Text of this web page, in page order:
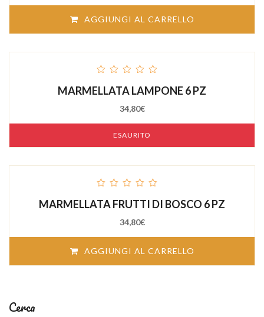
AGGIUNGI AL CARRELLO
of
MARMELLATA LAMPONE 6 PZ
34,80€
ESAURITO
of
MARMELLATA FRUTTI DI BOSCO 6 PZ
34,80€
AGGIUNGI AL CARRELLO
Cerca